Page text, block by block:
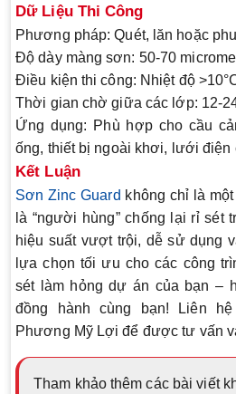
Dữ Liệu Thi Công
Phương pháp: Quét, lăn hoặc
Độ dày màng sơn: 50-70
Điều kiện thi công: Nhiệt độ
Thời gian chờ giữa các lớp: 12-
Ứng dụng: Phù hợp cho cầu
ống, thiết bị ngoài khơi, lưới điện
Kết Luận
Sơn Zinc Guard không chỉ là
là “người hùng” chống lại rỉ sét
hiệu suất vượt trội, dễ sử dụng
lựa chọn tối ưu cho các công
sét làm hỏng dự án của bạn –
đồng hành cùng bạn! Liên
Phương Mỹ Lợi để được tư vấn
Tham khảo thêm các bài viết